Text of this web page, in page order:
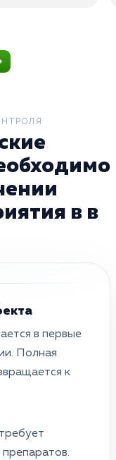
в в
в первые
Полная
к